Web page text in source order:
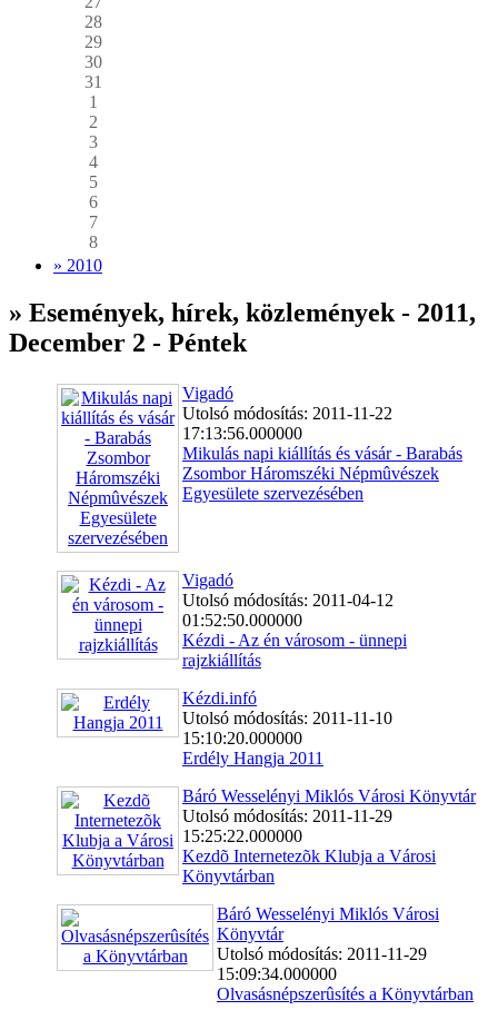
28
29
30
31
1
2
3
4
5
6
7
8
» 2010
» Események, hírek, közlemények - 2011,
December 2 - Péntek
Vigadó
Utolsó módosítás: 2011-11-22
17:13:56.000000
Mikulás napi kiállítás és vásár - Barabás
Zsombor Háromszéki Népmûvészek
Egyesülete szervezésében
Vigadó
Utolsó módosítás: 2011-04-12
01:52:50.000000
Kézdi - Az én városom - ünnepi
rajzkiállítás
Kézdi.infó
Utolsó módosítás: 2011-11-10
15:10:20.000000
Erdély Hangja 2011
Báró Wesselényi Miklós Városi Könyvtár
Utolsó módosítás: 2011-11-29
15:25:22.000000
Kezdõ Internetezõk Klubja a Városi
Könyvtárban
Báró Wesselényi Miklós Városi
Könyvtár
Utolsó módosítás: 2011-11-29
15:09:34.000000
Olvasásnépszerûsítés a Könyvtárban